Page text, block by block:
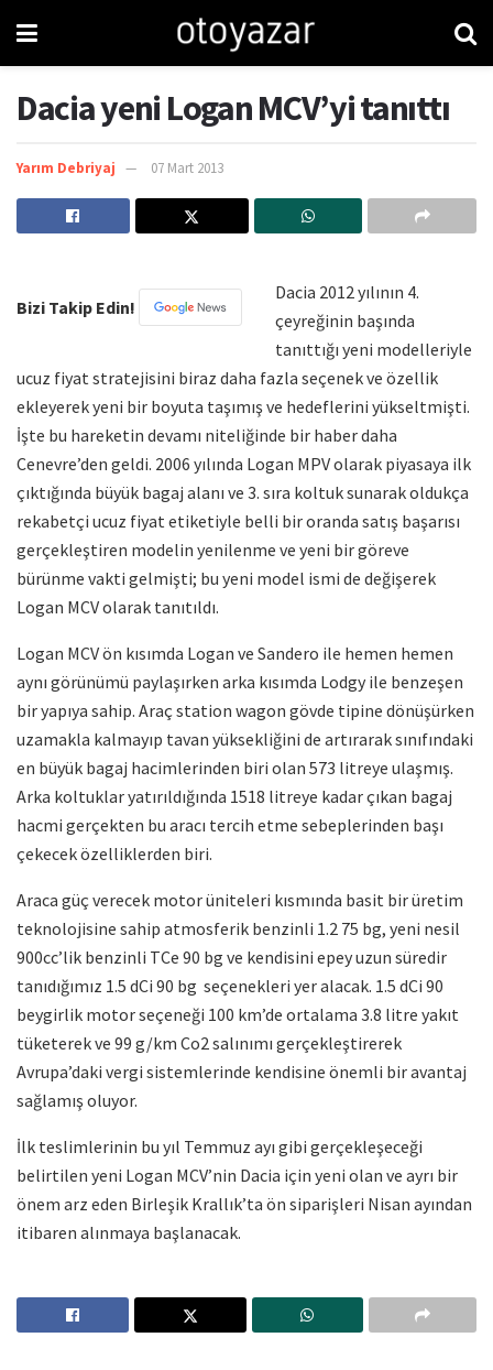
Dacia yeni Logan MCV’yi tanıttı
Yarım Debriyaj 07 Mart 2013
Bizi Takip Edin!
Dacia 2012 yılının 4.
çeyreğinin başında
tanıttığı yeni modelleriyle
ucuz fiyat stratejisini biraz daha fazla seçenek ve özellik
ekleyerek yeni bir boyuta taşımış ve hedeflerini yükseltmişti.
İşte bu hareketin devamı niteliğinde bir haber daha
Cenevre’den geldi. 2006 yılında Logan MPV olarak piyasaya ilk
çıktığında büyük bagaj alanı ve 3. sıra koltuk sunarak oldukça
rekabetçi ucuz fiyat etiketiyle belli bir oranda satış başarısı
gerçekleştiren modelin yenilenme ve yeni bir göreve
bürünme vakti gelmişti; bu yeni model ismi de değişerek
Logan MCV olarak tanıtıldı.
Logan MCV ön kısımda Logan ve Sandero ile hemen hemen
aynı görünümü paylaşırken arka kısımda Lodgy ile benzeşen
bir yapıya sahip. Araç station wagon gövde tipine dönüşürken
uzamakla kalmayıp tavan yüksekliğini de artırarak sınıfındaki
en büyük bagaj hacimlerinden biri olan 573 litreye ulaşmış.
Arka koltuklar yatırıldığında 1518 litreye kadar çıkan bagaj
hacmi gerçekten bu aracı tercih etme sebeplerinden başı
çekecek özelliklerden biri.
Araca güç verecek motor üniteleri kısmında basit bir üretim
teknolojisine sahip atmosferik benzinli 1.2 75 bg, yeni nesil
900cc’lik benzinli TCe 90 bg ve kendisini epey uzun süredir
tanıdığımız 1.5 dCi 90 bg seçenekleri yer alacak. 1.5 dCi 90
beygirlik motor seçeneği 100 km’de ortalama 3.8 litre yakıt
tüketerek ve 99 g/km Co2 salınımı gerçekleştirerek
Avrupa’daki vergi sistemlerinde kendisine önemli bir avantaj
sağlamış oluyor.
İlk teslimlerinin bu yıl Temmuz ayı gibi gerçekleşeceği
belirtilen yeni Logan MCV’nin Dacia için yeni olan ve ayrı bir
önem arz eden Birleşik Krallık’ta ön siparişleri Nisan ayından
itibaren alınmaya başlanacak.